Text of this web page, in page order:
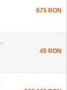
675 RON
45 RON